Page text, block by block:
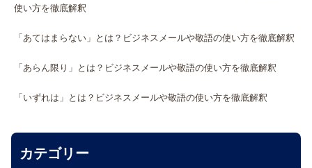
使い方を徹底解釈
「あてはまらない」とは？ビジネスメールや敬語の使い方を徹底解釈
「あらん限り」とは？ビジネスメールや敬語の使い方を徹底解釈
「いずれは」とは？ビジネスメールや敬語の使い方を徹底解釈
カテゴリー